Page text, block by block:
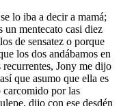
lo iba a decir a mamá;
un mentecato casi diez
de sensatez o porque
los dos andábamos en
Jony me dijo
que asumo que ella es
carcomido por las
dijo con ese desdén